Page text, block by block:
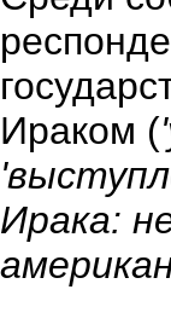
Ираком (
Ирака: